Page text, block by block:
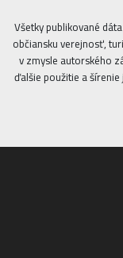
Všetky publikované
občiansku verejnosť,
v zmysle autorského
ďalšie použitie a